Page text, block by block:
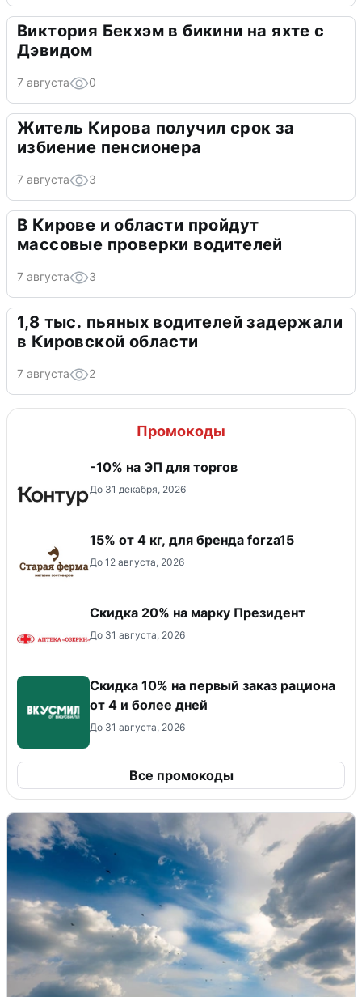
Виктория Бекхэм в бикини на яхте с
Дэвидом
7 августа 0
Житель Кирова получил срок за
избиение пенсионера
7 августа 3
В Кирове и области пройдут
массовые проверки водителей
7 августа 3
1,8 тыс. пьяных водителей задержали
в Кировской области
7 августа 2
Промокоды
-10% на ЭП для торгов
До 31 декабря, 2026
15% от 4 кг, для бренда forza15
До 12 августа, 2026
Скидка 20% на марку Президент
До 31 августа, 2026
Скидка 10% на первый заказ рациона
от 4 и более дней
До 31 августа, 2026
Все промокоды